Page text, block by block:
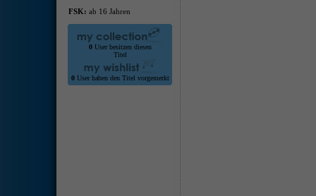
FSK: ab 16 Jahren
0User besitzen diesen
Titel
0User haben den Titel vorgemerkt